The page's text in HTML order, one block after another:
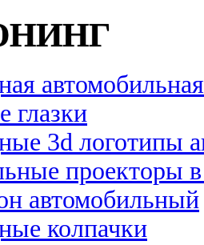
глазки
3d логотипы
проекторы
автомобильный
колпачки